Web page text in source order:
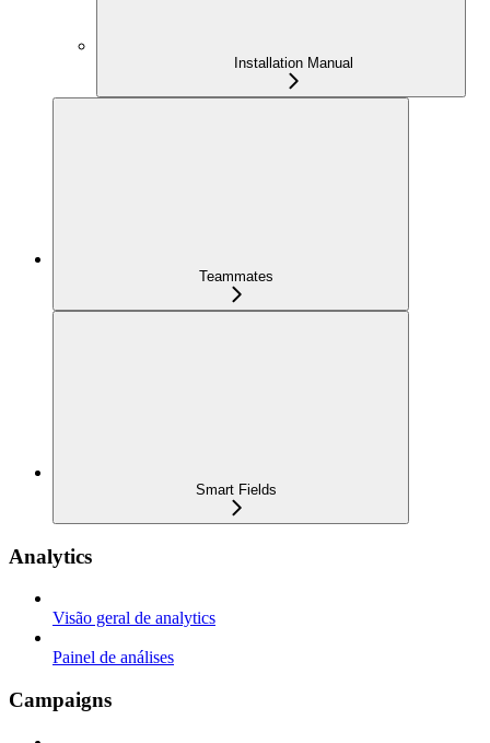
Installation Manual
Teammates
Smart Fields
Analytics
Visão geral de analytics
Painel de análises
Campaigns